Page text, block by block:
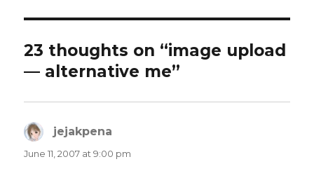
23 thoughts on “image upload
— alternative me”
jejakpena
June 11, 2007 at 9:00 pm